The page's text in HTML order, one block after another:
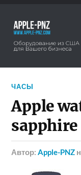
ЧАСЫ
Apple
sapphire
Автор:Apple-PNZ